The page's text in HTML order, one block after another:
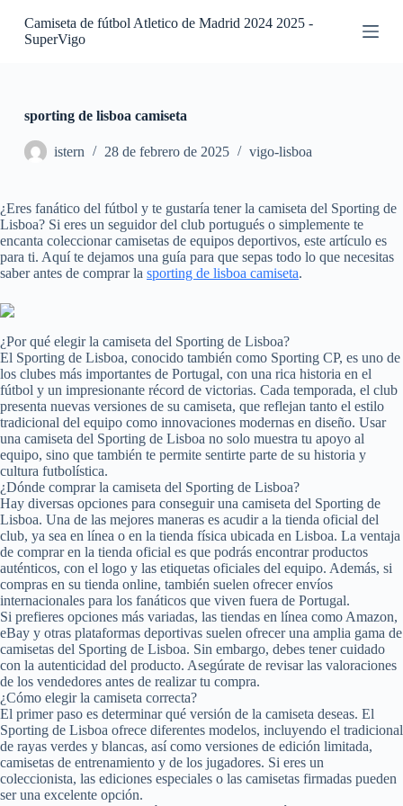
S
e
n
i
d
o
Camiseta de fútbol Atletico de Madrid 2024 2025 -
SuperVigo
sporting de lisboa camiseta
istern 28 de febrero de 2025 vigo-lisboa
¿Eres fanático del fútbol y te gustaría tener la camiseta del Sporting de
Lisboa? Si eres un seguidor del club portugués o simplemente te
encanta coleccionar camisetas de equipos deportivos, este artículo es
para ti. Aquí te dejamos una guía para que sepas todo lo que necesitas
saber antes de comprar la sporting de lisboa camiseta.
¿Por qué elegir la camiseta del Sporting de Lisboa?
El Sporting de Lisboa, conocido también como Sporting CP, es uno de
los clubes más importantes de Portugal, con una rica historia en el
fútbol y un impresionante récord de victorias. Cada temporada, el club
presenta nuevas versiones de su camiseta, que reflejan tanto el estilo
tradicional del equipo como innovaciones modernas en diseño. Usar
una camiseta del Sporting de Lisboa no solo muestra tu apoyo al
equipo, sino que también te permite sentirte parte de su historia y
cultura futbolística.
¿Dónde comprar la camiseta del Sporting de Lisboa?
Hay diversas opciones para conseguir una camiseta del Sporting de
Lisboa. Una de las mejores maneras es acudir a la tienda oficial del
club, ya sea en línea o en la tienda física ubicada en Lisboa. La ventaja
de comprar en la tienda oficial es que podrás encontrar productos
auténticos, con el logo y las etiquetas oficiales del equipo. Además, si
compras en su tienda online, también suelen ofrecer envíos
internacionales para los fanáticos que viven fuera de Portugal.
Si prefieres opciones más variadas, las tiendas en línea como Amazon,
eBay y otras plataformas deportivas suelen ofrecer una amplia gama de
camisetas del Sporting de Lisboa. Sin embargo, debes tener cuidado
con la autenticidad del producto. Asegúrate de revisar las valoraciones
de los vendedores antes de realizar tu compra.
¿Cómo elegir la camiseta correcta?
El primer paso es determinar qué versión de la camiseta deseas. El
Sporting de Lisboa ofrece diferentes modelos, incluyendo el tradicional
de rayas verdes y blancas, así como versiones de edición limitada,
camisetas de entrenamiento y de los jugadores. Si eres un
coleccionista, las ediciones especiales o las camisetas firmadas pueden
ser una excelente opción.